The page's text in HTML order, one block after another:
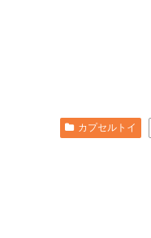
カプセルトイ